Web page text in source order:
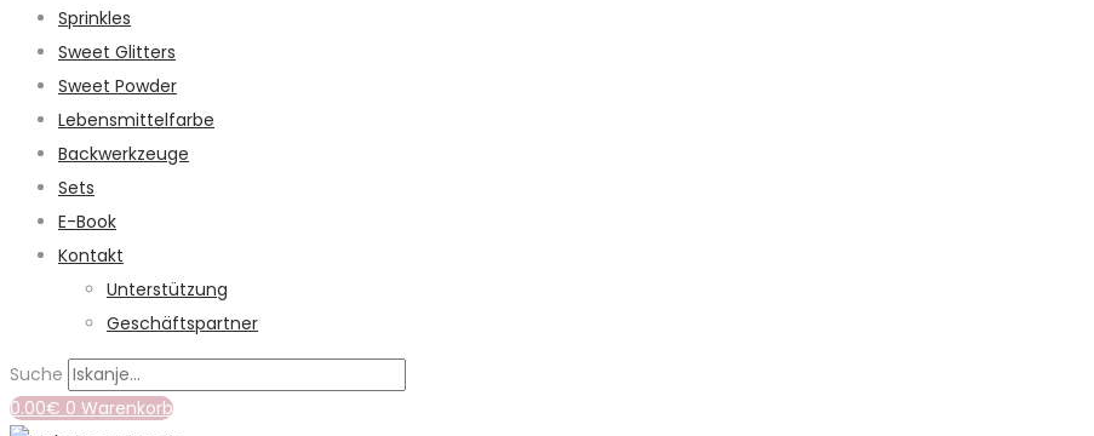
Sprinkles
Sweet Glitters
Sweet Powder
Lebensmittelfarbe
Backwerkzeuge
Sets
E-Book
Kontakt
Unterstützung
Geschäftspartner
Suche
0.00€ 0 Warenkorb